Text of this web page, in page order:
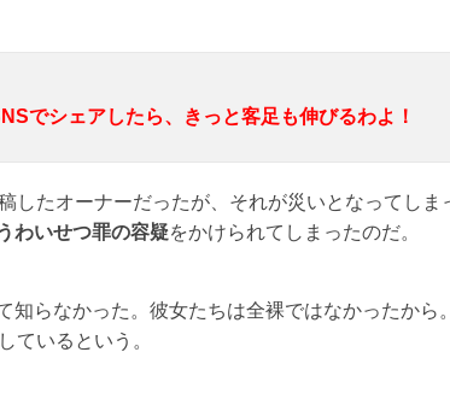
でシェアしたら、きっと客足も伸びるわよ！
したオーナーだったが、それが災いとなってしま
わいせつ罪の容疑をかけられてしまったのだ。
知らなかった。彼女たちは全裸ではなかったか
ているという。